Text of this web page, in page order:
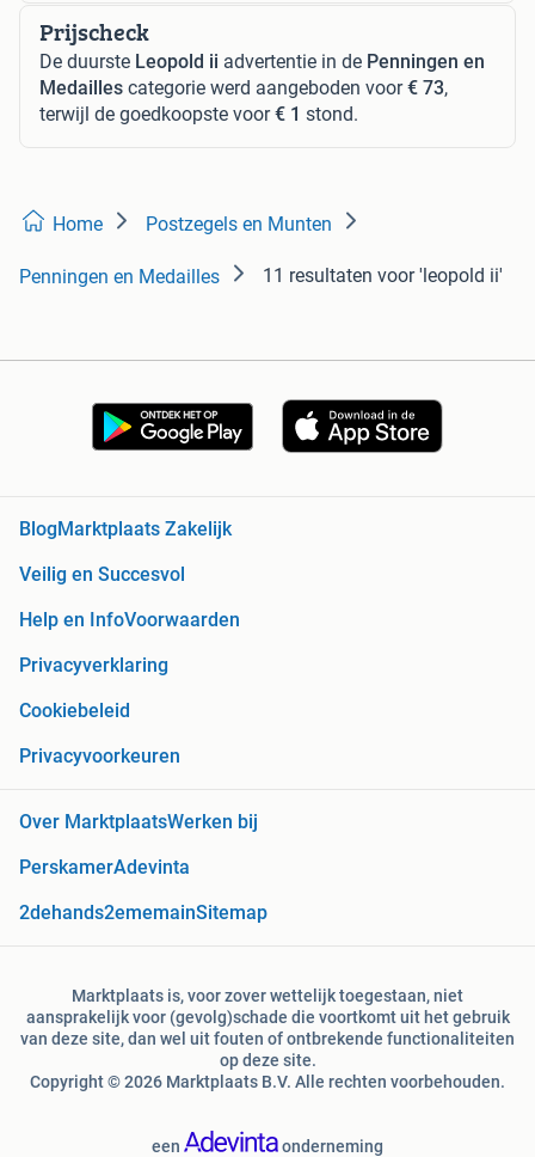
Prijscheck
De duurste Leopold ii advertentie in de Penningen en
Medailles categorie werd aangeboden voor€ 73,
terwijl de goedkoopste voor€ 1 stond.
Home Postzegels en Munten
Penningen en Medailles 11 resultaten voor 'leopold ii'
BlogMarktplaats Zakelijk
Veilig en Succesvol
Help en InfoVoorwaarden
Privacyverklaring
Cookiebeleid
Privacyvoorkeuren
Over MarktplaatsWerken bij
PerskamerAdevinta
2dehands2ememainSitemap
Marktplaats is, voor zover wettelijk toegestaan, niet
aansprakelijk voor (gevolg)schade die voortkomt uit het gebruik
van deze site, dan wel uit fouten of ontbrekende functionaliteiten
op deze site.
Copyright © 2026 Marktplaats B.V. Alle rechten voorbehouden.
een onderneming